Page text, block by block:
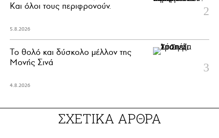
Και όλοι τους περιφρονούν.
5.8.2026
Το θολό και δύσκολο μέλλον της
Μονής Σινά
4.8.2026
ΣΧΕΤΙΚΑ ΑΡΘΡΑ